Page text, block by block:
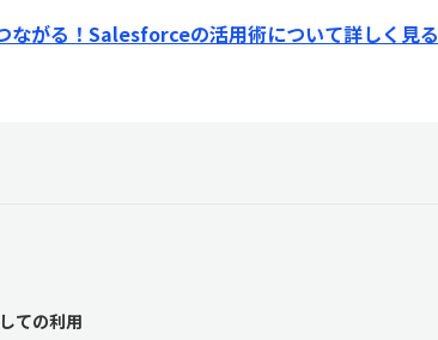
ながる！Salesforceの活用術について詳しく見る
ての利用